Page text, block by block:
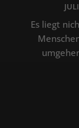
Es liegt